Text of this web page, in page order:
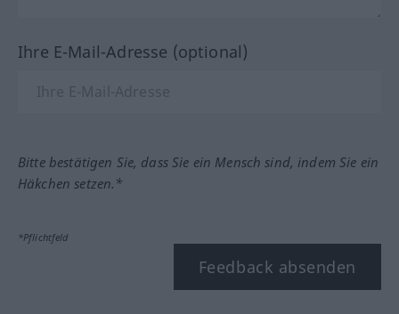
Ihre E-Mail-Adresse (optional)
Bitte bestätigen Sie, dass Sie ein Mensch sind, indem Sie ein
Häkchen setzen.*
*Pflichtfeld
Feedback absenden